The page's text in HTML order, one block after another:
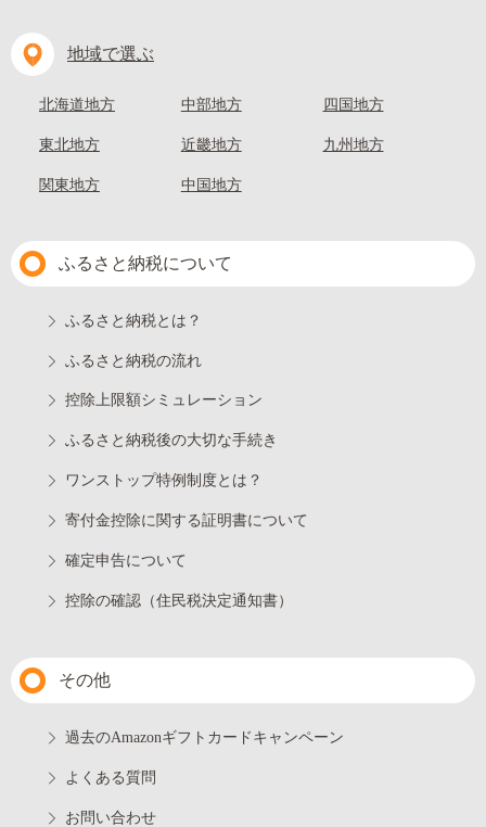
地域で選ぶ
北海道地方
東北地方
関東地方
中部地方
近畿地方
中国地方
四国地方
九州地方
ふるさと納税について
ふるさと納税とは？
ふるさと納税の流れ
控除上限額シミュレーション
ふるさと納税後の大切な手続き
ワンストップ特例制度とは？
寄付金控除に関する証明書について
確定申告について
控除の確認（住民税決定通知書）
その他
過去のAmazonギフトカードキャンペーン
よくある質問
お問い合わせ